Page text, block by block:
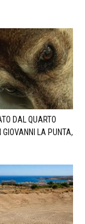
DAL QUARTO
LA PUNTA,